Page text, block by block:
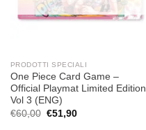
PRODOTTI SPECIALI
One Piece Card Game –
Official Playmat Limited Edition
Vol 3 (ENG)
€60,00 Il
prezzo
€51,90Il